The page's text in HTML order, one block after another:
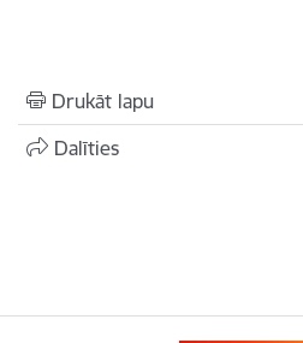
Drukāt lapu
Dalīties